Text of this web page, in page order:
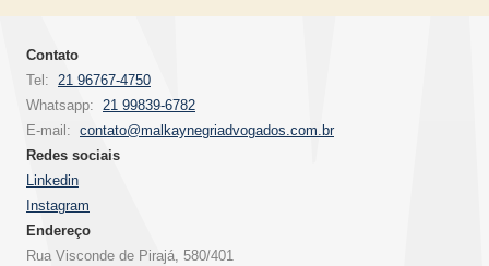
Contato
Tel: 21 96767-4750
Whatsapp: 21 99839-6782
E-mail: contato@malkaynegriadvogados.com.br
Redes sociais
Linkedin
Instagram
Endereço
Rua Visconde de Pirajá, 580/401